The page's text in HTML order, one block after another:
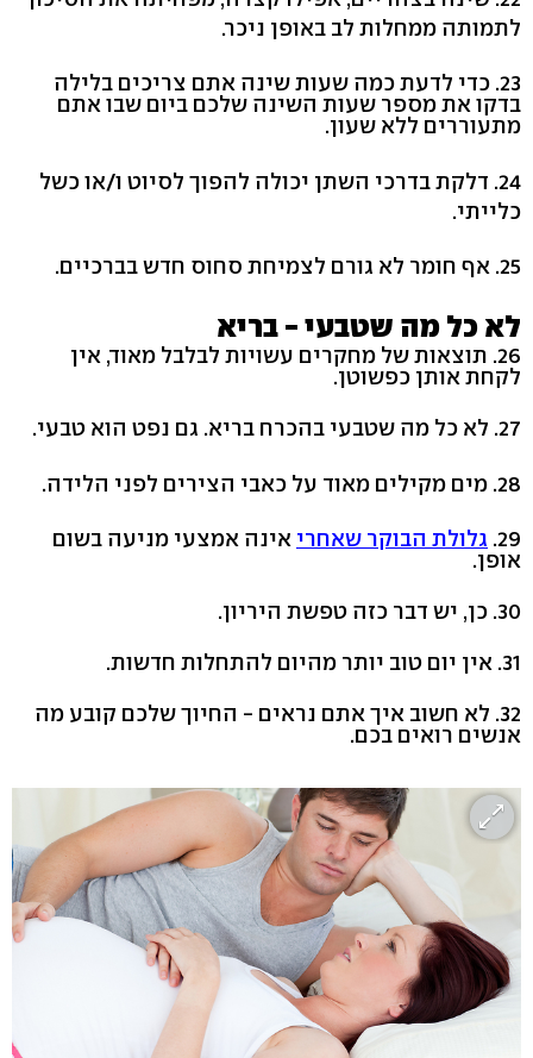
לתמותה ממחלות לב באופן ניכר.
23. כדי לדעת כמה שעות שינה אתם צריכים בלילה
בדקו את מספר שעות השינה שלכם ביום שבו אתם
מתעוררים ללא שעון.
24. דלקת בדרכי השתן יכולה להפוך לסיוט ו/או כשל
כלייתי.
25. אף חומר לא גורם לצמיחת סחוס חדש בברכיים.
לא כל מה שטבעי - בריא
26. תוצאות של מחקרים עשויות לבלבל מאוד, אין
לקחת אותן כפשוטן.
27. לא כל מה שטבעי בהכרח בריא. גם נפט הוא טבעי.
28. מים מקילים מאוד על כאבי הצירים לפני הלידה.
29. גלולת הבוקר שאחרי אינה אמצעי מניעה בשום
אופן.
30. כן, יש דבר כזה טפשת היריון.
31. אין יום טוב יותר מהיום להתחלות חדשות.
32. לא חשוב איך אתם נראים - החיוך שלכם קובע מה
אנשים רואים בכם.